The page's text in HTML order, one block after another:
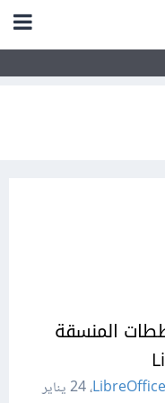
المنسقة
، 24 يناير